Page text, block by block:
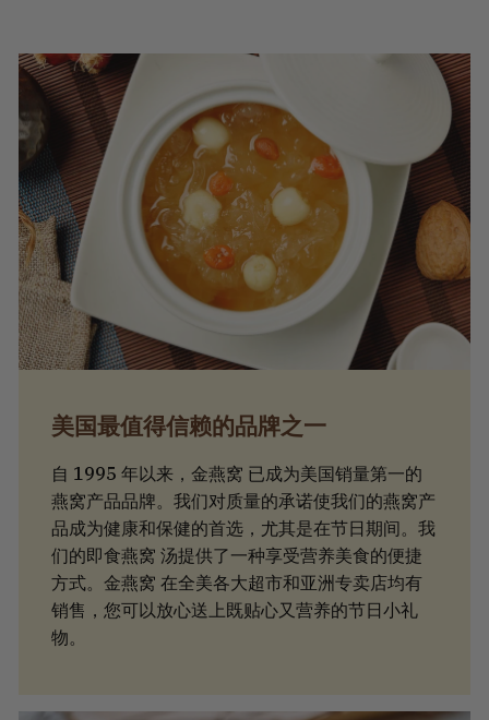
美国最值得信赖的品牌之一
自 1995 年以来，金燕窝 已成为美国销量第一的
燕窝产品品牌。我们对质量的承诺使我们的燕窝产
品成为健康和保健的首选，尤其是在节日期间。我
们的即食燕窝 汤提供了一种享受营养美食的便捷
方式。金燕窝 在全美各大超市和亚洲专卖店均有
销售，您可以放心送上既贴心又营养的节日小礼
物。